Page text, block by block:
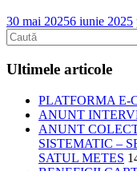
30 mai 20256 iunie 2025
Ultimele articole
PLATFORMA E-
ANUNT
ANUNT
SISTEMATIC –
SATUL METES